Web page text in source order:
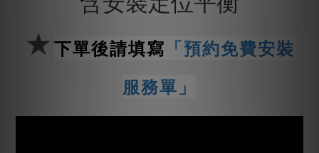
★下單後請填寫 「預約免費安裝
服務單」